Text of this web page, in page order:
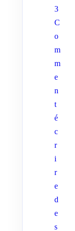
3
C
o
m
m
e
n
t
é
c
r
i
r
e
d
e
s